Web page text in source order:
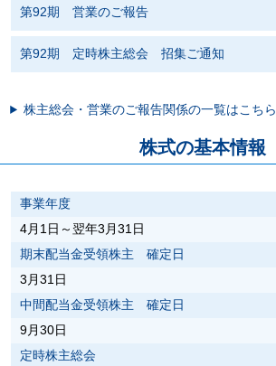
第92期 営業のご報告
第92期 定時株主総会 招集ご通知
株主総会・営業のご報告関係の一覧はこちら
株式の基本情報
事業年度
4月1日～翌年3月31日
期末配当金受領株主 確定日
3月31日
中間配当金受領株主 確定日
9月30日
定時株主総会